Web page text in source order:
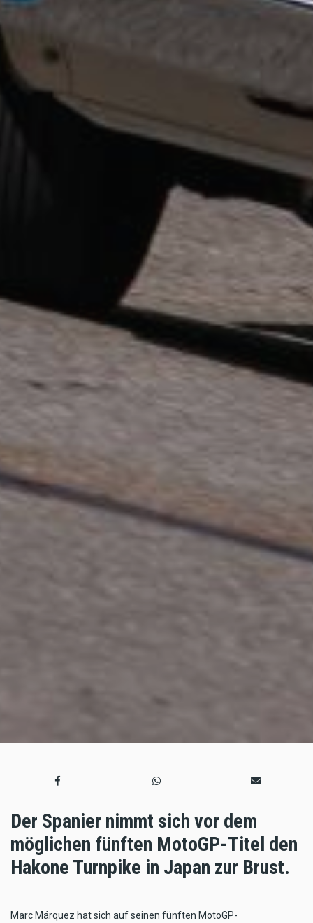
Der Spanier nimmt sich vor dem
möglichen fünften MotoGP-Titel den
Hakone Turnpike in Japan zur Brust.
Marc Márquez hat sich auf seinen fünften MotoGP-